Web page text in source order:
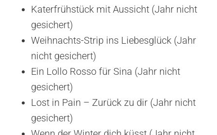
Katerfrühstück mit Aussicht (Jahr nicht
gesichert)
Weihnachts-Strip ins Liebesglück (Jahr
nicht gesichert)
Ein Lollo Rosso für Sina (Jahr nicht
gesichert)
Lost in Pain – Zurück zu dir (Jahr nicht
gesichert)